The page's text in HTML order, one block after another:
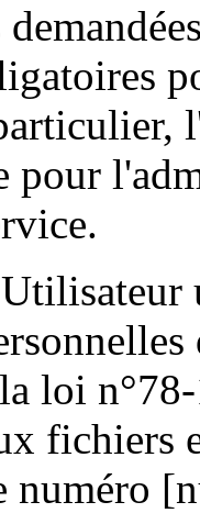
pour
loi
fichiers
numéro